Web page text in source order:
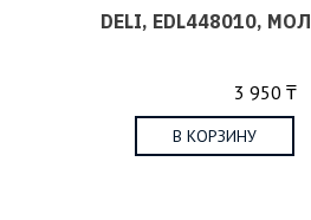
DELI, EDL448010,
3 950 ₸
В КОРЗИНУ